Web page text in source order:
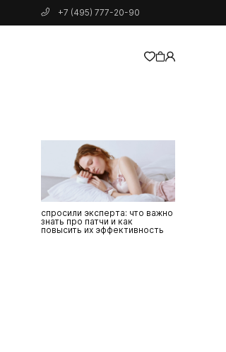
+7 (495) 777-20-90
спросили эксперта: что важно
знать про патчи и как
повысить их эффективность